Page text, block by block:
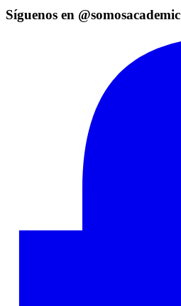
Síguenos en @somosacademic